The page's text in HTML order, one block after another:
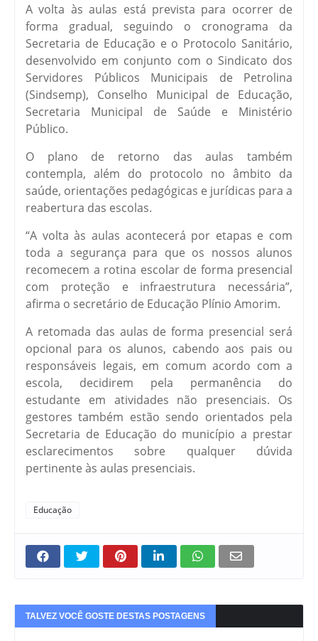
A volta às aulas está prevista para ocorrer de
forma gradual, seguindo o cronograma da
Secretaria de Educação e o Protocolo Sanitário,
desenvolvido em conjunto com o Sindicato dos
Servidores Públicos Municipais de Petrolina
(Sindsemp), Conselho Municipal de Educação,
Secretaria Municipal de Saúde e Ministério
Público.
O plano de retorno das aulas também
contempla, além do protocolo no âmbito da
saúde, orientações pedagógicas e jurídicas para a
reabertura das escolas.
“A volta às aulas acontecerá por etapas e com
toda a segurança para que os nossos alunos
recomecem a rotina escolar de forma presencial
com proteção e infraestrutura necessária”,
afirma o secretário de Educação Plínio Amorim.
A retomada das aulas de forma presencial será
opcional para os alunos, cabendo aos pais ou
responsáveis legais, em comum acordo com a
escola, decidirem pela permanência do
estudante em atividades não presenciais. Os
gestores também estão sendo orientados pela
Secretaria de Educação do município a prestar
esclarecimentos sobre qualquer dúvida
pertinente às aulas presenciais.
Educação
TALVEZ VOCÊ GOSTE DESTAS POSTAGENS